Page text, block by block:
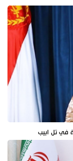
في تل ابيب